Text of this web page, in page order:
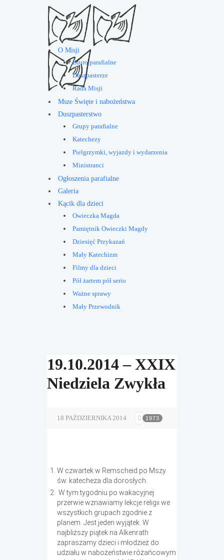
O Misji
Biuro parafialne
Duszpasterze
Rada Misji
Msze Święte i nabożeństwa
Duszpasterstwo
Grupy parafialne
Katechezy
Pielgrzymki, wyjazdy i wydarzenia
Ministranci
Ogłoszenia parafialne
Galeria
Kącik dla dzieci
Owieczka Magda
Pamiętnik Owieczki Magdy
Dziesięć Przykazań
Mały Katechizm
Filmy dla dzieci
Pół żartem pół serio
Ważne sprawy
Mały Przewodnik
19.10.2014 – XXIX
Niedziela Zwykła
18 PAŹDZIERNIKA 2014 1973
W czwartek w Remscheid po Mszy
św. katecheza dla dorosłych.
W tym tygodniu po wakacyjnej
przerwie wznawiamy lekcje religii we
wszystkich grupach zgodnie z
planem. Jest jeden wyjątek. W
najbliższy piątek na Alkenrath
zapraszamy dzieci i młodzież do
udziału w nabożeństwie różańcowym